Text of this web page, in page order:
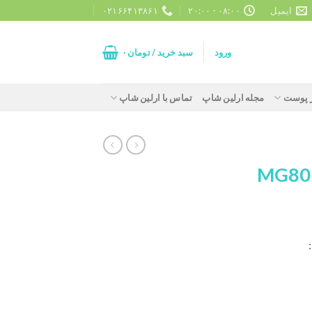
ایمیل ۰۸:۰۰ - ۲۰:۰۰ ۰۲۱۶۶۴۱۳۸۶۱
ورود سبد خرید /تومان ۰
پوست مجله ارلین شاپ تماس با ارلین شاپ